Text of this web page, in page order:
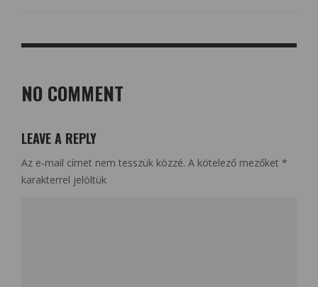
NO COMMENT
LEAVE A REPLY
Az e-mail címet nem tesszük közzé. A kötelező mezőket *
karakterrel jelöltük